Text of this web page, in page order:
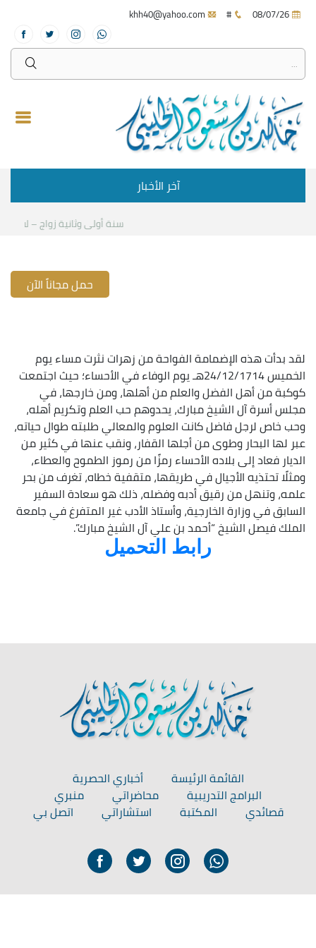
#
آخر الأخبار
سنة أولى وثانية زواج – لقاء
حمل مجاناً الآن
لقد بدأت هذه الإضمامة الفواحة من زهرات نثرت مساء يوم
الخميس 24/12/1714هـ يوم الوفاء في الأحساء؛ حيث اجتمعت
كوكبة من أهل الفضل والعلم من أهلها، ومن خارجها، في
مجلس أسرة آل الشيخ مبارك، يحدوهم حب العلم وتكريم أهله،
وحب خاص لرجل فاضل كانت العلوم والمعالي طلبته طوال حياته،
عبر لها البحار وطوى من أجلها القفار، ونقب عنها في كثير من
الديار فعاد إلى بلاده الأحساء رمزًا من رموز الطموح والعطاء،
ومثلًا تحتذيه الأجيال في طريقها، متقفية خطاه، تغرف من بحر
علمه، وتنهل من رقيق أدبه وفضله، ذلك هو سعادة السفير
السابق في وزارة الخارجية، وأستاذ الأدب غير المتفرغ في جامعة
الملك فيصل الشيخ “أحمد بن علي آل الشيخ مبارك”.
رابط التحميل
القائمة الرئيسة
أخباري الحصرية
البرامج التدريبية
محاضراتي
منبري
قصائدي
المكتبة استشاراتي اتصل بي